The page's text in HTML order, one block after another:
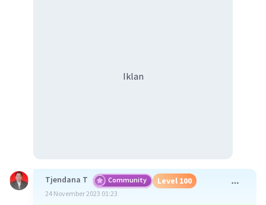
Iklan
Tjendana T Community Level 100
24 November 2023 01:23